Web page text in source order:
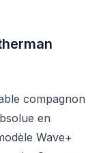
compagnon
en
Wave+